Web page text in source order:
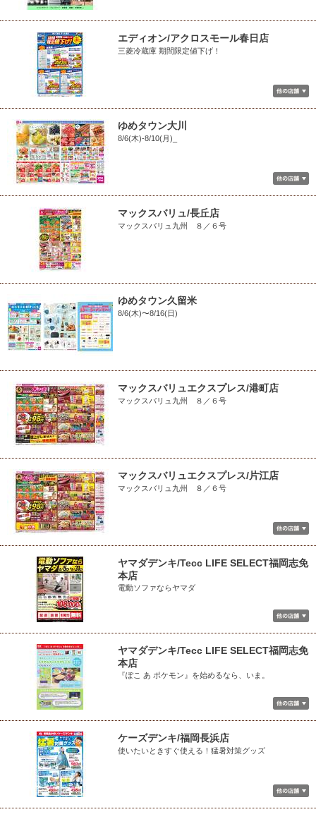
エディオン/アクロスモール春日店
三菱冷蔵庫 期間限定値下げ！
ゆめタウン大川
8/6(木)-8/10(月)_
マックスバリュ/長丘店
マックスバリュ九州 ８／６号
ゆめタウン久留米
8/6(木)〜8/16(日)
マックスバリュエクスプレス/港町店
マックスバリュ九州 ８／６号
マックスバリュエクスプレス/片江店
マックスバリュ九州 ８／６号
ヤマダデンキ/Tecc LIFE SELECT福岡志免
本店
電動ソファならヤマダ
ヤマダデンキ/Tecc LIFE SELECT福岡志免
本店
『ぽこ あ ポケモン』を始めるなら、いま。
ケーズデンキ/福岡長浜店
使いたいときすぐ使える！猛暑対策グッズ